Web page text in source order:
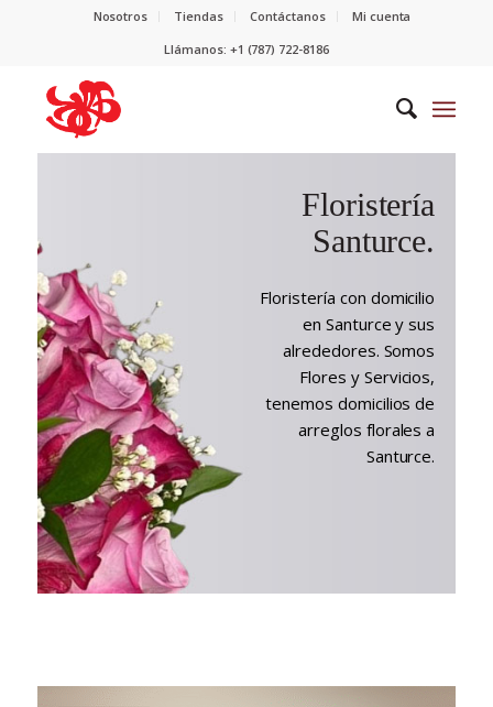
Nosotros Tiendas Contáctanos
Mi cuenta
Llámanos: +1 (787) 722-8186
Floristería
Santurce.
Floristería con domicilio
en Santurce y sus
alrededores. Somos
Flores y Servicios,
tenemos domicilios de
arreglos florales a
Santurce.